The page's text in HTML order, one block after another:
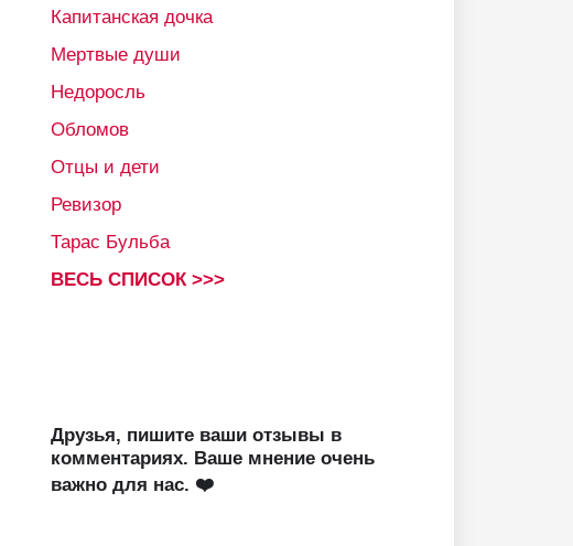
Капитанская дочка
Мертвые души
Недоросль
Обломов
Отцы и дети
Ревизор
Тарас Бульба
ВЕСЬ СПИСОК >>>
Друзья, пишите ваши отзывы в
комментариях. Ваше мнение очень
важно для нас. ❤️